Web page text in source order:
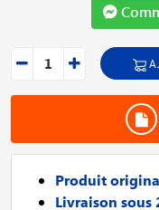
Produit
Livraison sous